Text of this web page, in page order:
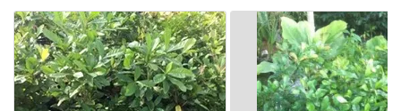
ราเคิลมาใช้ให้เกิดประโยชน์ทางด้านสมุนไพรอย่าง
จริงจัง ถึงแม้มิราเคิลจะไม่ใช่ผลไม้พื้นเมืองของไทย แต่มี
ข้อมูลทางการเกษตรที่ยืนยันได้ว่าสามารถปลูกให้
ออกดอกติดผลได้ในสภาพภูมิอากาศของประเทศไทย ติด
ผลง่ายตลอดปี มิราเคิลออกผลตลอดปี แต่ช่วงหน้าฝนอาจ